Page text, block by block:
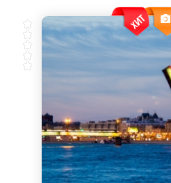





